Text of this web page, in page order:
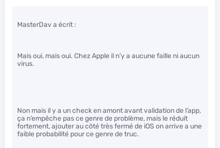
MasterDav a écrit :
Mais oui, mais oui. Chez Apple il n’y a aucune faille ni aucun
virus.
Non mais il y a un check en amont avant validation de l’app,
ça n’empêche pas ce genre de problème, mais le réduit
fortement, ajouter au côté très fermé de iOS on arrive a une
faible probabilité pour ce genre de truc.